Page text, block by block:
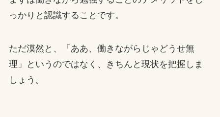
っかりと認識することです。
ただ漠然と、「ああ、働きながらじゃどうせ無
理」というのではなく、きちんと現状を把握しま
しょう。